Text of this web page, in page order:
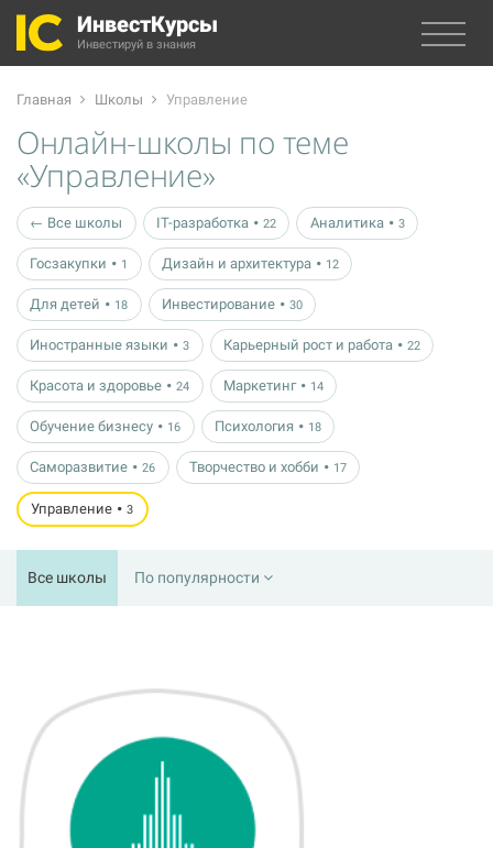
ИнвестКурсы
Инвестируй в знания
Главная Школы Управление
Онлайн-школы по теме
«Управление»
← Все школы IT-разработка 22 Аналитика 3
Госзакупки 1 Дизайн и архитектура 12
Для детей 18 Инвестирование 30
Иностранные языки 3 Карьерный рост и работа 22
Красота и здоровье 24 Маркетинг 14
Обучение бизнесу 16 Психология 18
Саморазвитие 26 Творчество и хобби 17
Управление 3
Все школы По популярности